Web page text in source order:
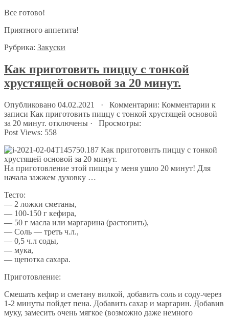
Все готово!
Приятного аппетита!
Рубрика: Закуски
Как приготовить пиццу с тонкой
хрустящей основой за 20 минут.
Опубликовано 04.02.2021 · Комментарии: Комментарии к
записи Как приготовить пиццу с тонкой хрустящей основой
за 20 минут. отключены · Просмотры:
Post Views: 558
На приготовление этой пиццы у меня ушло 20 минут! Для
начала зажжем духовку …
Тесто:
— 2 ложки сметаны,
— 100-150 г кефира,
— 50 г масла или маргарина (растопить),
— Соль — треть ч.л.,
— 0,5 ч.л соды,
— мука,
— щепотка сахара.
Приготовление:
Смешать кефир и сметану вилкой, добавить соль и соду-через
1-2 минуты пойдет пена. Добавить сахар и маргарин. Добавив
муку, замесить очень мягкое (возможно даже немного